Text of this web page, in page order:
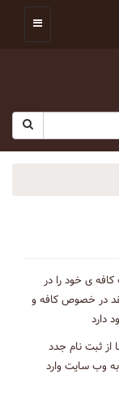
کافه ی خود را در
در خصوص کافه و
دارد
از ثبت نام جدد
به وب سایت وارد